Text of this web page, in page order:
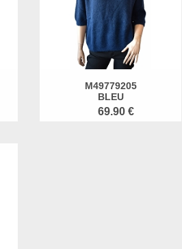
M49779205
BLEU
69.90 €